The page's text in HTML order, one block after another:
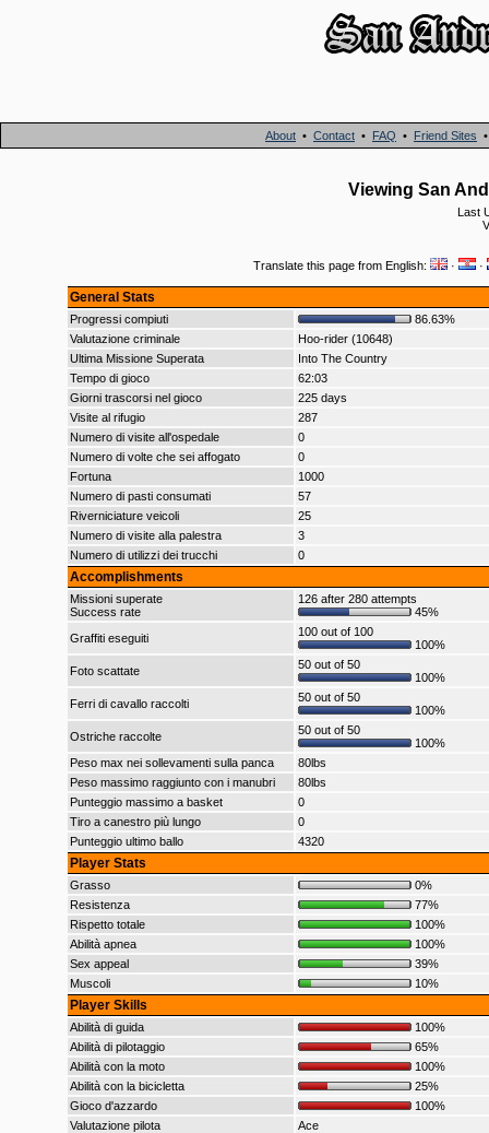
About • Contact • FAQ • Friend Sites
Viewing San
Last
Translate this page from English: · ·
General Stats
Progressi compiuti
86.63%
Valutazione criminale
Hoo-rider (10648)
Ultima Missione Superata
Into The Country
Tempo di gioco
62:03
Giorni trascorsi nel gioco
225 days
Visite al rifugio
287
Numero di visite all'ospedale
0
Numero di volte che sei affogato
0
Fortuna
1000
Numero di pasti consumati
57
Riverniciature veicoli
25
Numero di visite alla palestra
3
Numero di utilizzi dei trucchi
0
Accomplishments
Missioni superate
Success rate
126 after 280 attempts
45%
Graffiti eseguiti
100 out of 100
100%
Foto scattate
50 out of 50
100%
Ferri di cavallo raccolti
50 out of 50
100%
Ostriche raccolte
50 out of 50
100%
Peso max nei sollevamenti sulla panca
80lbs
Peso massimo raggiunto con i manubri
80lbs
Punteggio massimo a basket
0
Tiro a canestro più lungo
0
Punteggio ultimo ballo
4320
Player Stats
Grasso
0%
Resistenza
77%
Rispetto totale
100%
Abilità apnea
100%
Sex appeal
39%
Muscoli
10%
Player Skills
Abilità di guida
100%
Abilità di pilotaggio
65%
Abilità con la moto
100%
Abilità con la bicicletta
25%
Gioco d'azzardo
100%
Valutazione pilota
Ace